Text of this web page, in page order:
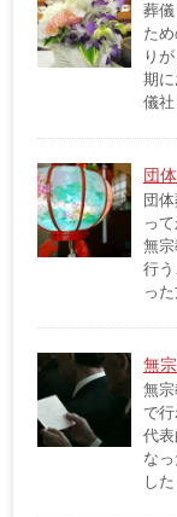
葬
た
り
期
儀
団
団
っ
無
行
っ
無
無
で
代
な
し